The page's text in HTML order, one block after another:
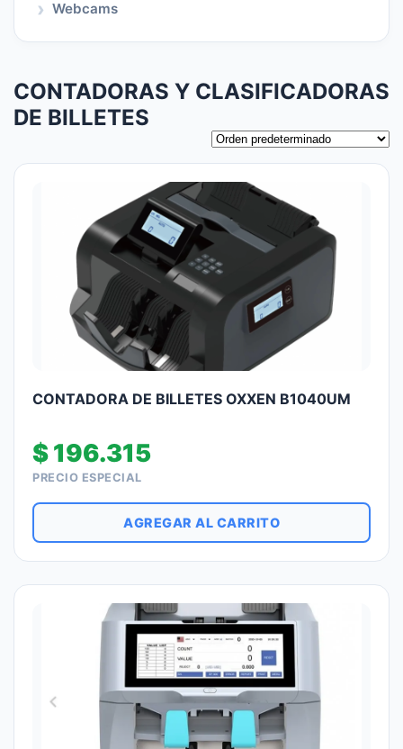
Webcams
CONTADORAS Y CLASIFICADORAS
DE BILLETES
CONTADORA DE BILLETES OXXEN B1040UM
$196.315
PRECIO ESPECIAL
AGREGAR AL CARRITO